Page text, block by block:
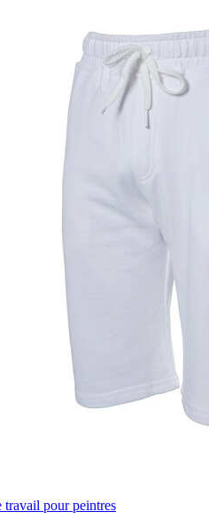
travail pour peintres